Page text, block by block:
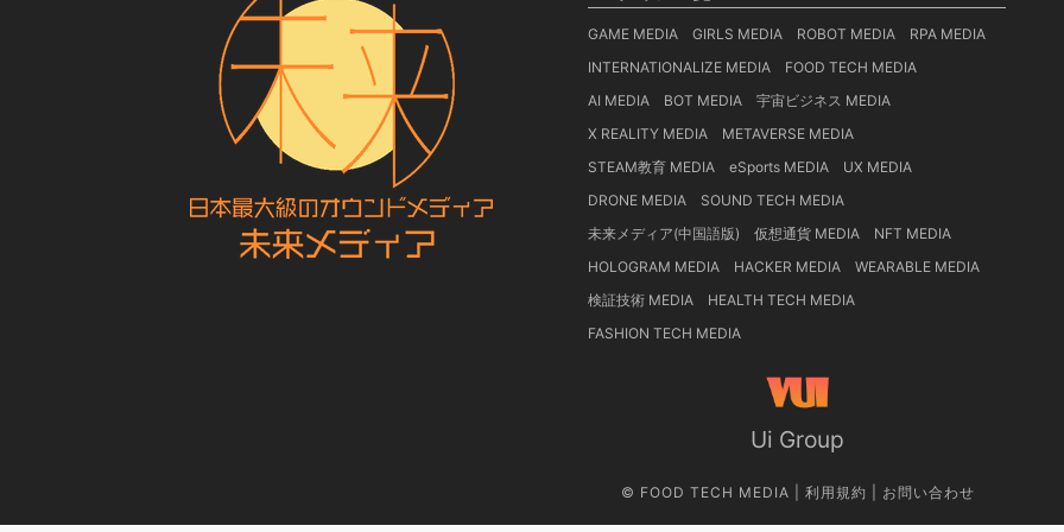
GAME MEDIA GIRLS MEDIA ROBOT MEDIA
RPA MEDIA
INTERNATIONALIZE MEDIA
FOOD TECH MEDIA
AI MEDIA
BOT MEDIA
宇宙ビジネス MEDIA
X REALITY MEDIA
METAVERSE MEDIA
STEAM教育 MEDIA
eSports MEDIA
UX MEDIA
DRONE MEDIA
SOUND TECH MEDIA
未来メディア(中国語版)
仮想通貨 MEDIA
NFT MEDIA
HOLOGRAM MEDIA
HACKER MEDIA
WEARABLE MEDIA
検証技術 MEDIA
HEALTH TECH MEDIA
FASHION TECH MEDIA
Ui Group
© FOOD TECH MEDIA 利用規約 お問い合わせ